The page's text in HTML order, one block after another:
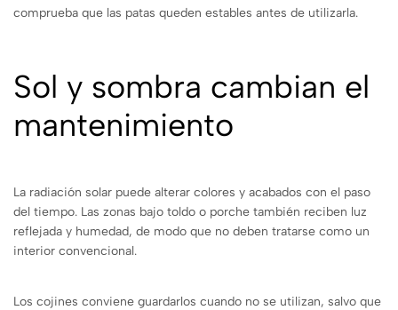
comprueba que las patas queden estables antes de utilizarla.
Sol y sombra cambian el
mantenimiento
La radiación solar puede alterar colores y acabados con el paso
del tiempo. Las zonas bajo toldo o porche también reciben luz
reflejada y humedad, de modo que no deben tratarse como un
interior convencional.
Los cojines conviene guardarlos cuando no se utilizan, salvo que